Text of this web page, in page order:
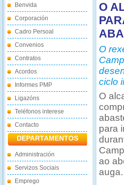
Benvida
Corporación
Cadro Persoal
Convenios
Contratos
Acordos
Informes PMP
Ligazóns
Teléfonos interese
Contacto
DEPARTAMENTOS
Administración
Servizos Sociais
Emprego
O
O
ciclo
O
para
ao
auga.